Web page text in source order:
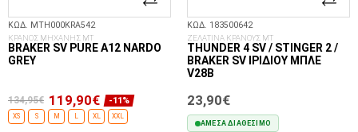
ΚΩΔ. MTH000KRA542
ΚΡΑΝΟΣ ΜΗΧΑΝΗΣ MT
BRAKER SV PURE A12 NARDO
GREY
134,95€ 119,90€ -11%
XS S M L XL XXL
ΚΩΔ. 183500642
ΖΕΛΑΤΙΝΑ ΚΡΑΝΟΥΣ MT
THUNDER 4 SV / STINGER 2 /
BRAKER SV ΙΡΙΔΊΟΥ ΜΠΛΕ
V28B
23,90€
ΆΜΕΣΑ ΔΙΑΘΈΣΙΜΟ